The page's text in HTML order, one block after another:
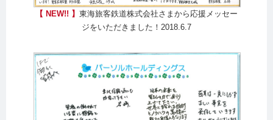
【 NEW!! 】 東海旅客鉄道株式会社さまから応援メッセー
ジをいただきました！2018.6.7